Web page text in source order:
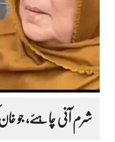
شرم آنی چاہئے، جو